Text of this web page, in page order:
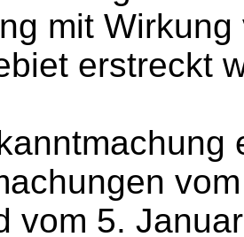
mit
erstreckt
vom 5.